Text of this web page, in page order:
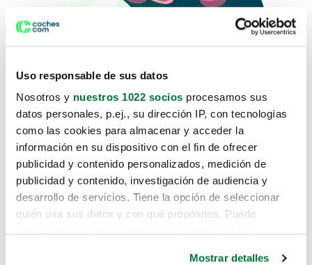
Uso responsable de sus datos
Nosotros y nuestros 1022 socios procesamos sus
datos personales, p.ej., su dirección IP, con tecnologías
como las cookies para almacenar y acceder la
información en su dispositivo con el fin de ofrecer
publicidad y contenido personalizados, medición de
publicidad y contenido, investigación de audiencia y
desarrollo de servicios. Tiene la opción de seleccionar
quién usa sus datos y con qué propósitos. Puede
Mostrar detalles
Lo sentimos, no sabemos como
te hemos traido hasta aquí.
Pero puedes encontrar el coche que estás
buscando en alguno de estos enlaces: